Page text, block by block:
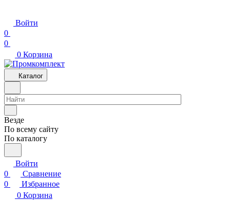
Войти
0
0
0 Корзина
Каталог
Везде
По всему сайту
По каталогу
Войти
0
Сравнение
0
Избранное
0 Корзина